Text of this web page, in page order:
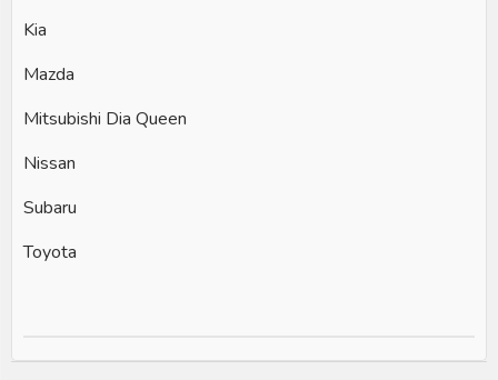
Kia
Mazda
Mitsubishi Dia Queen
Nissan
Subaru
Toyota